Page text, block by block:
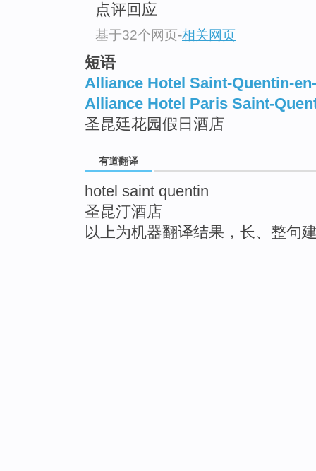
点评回应
基于32个网页-相关网页
短语
Alliance Hotel Saint-Quentin-
Alliance Hotel Paris Saint-
圣昆廷花园假日酒店
有道翻译
hotel saint quentin
圣昆汀酒店
以上为机器翻译结果，长、整句